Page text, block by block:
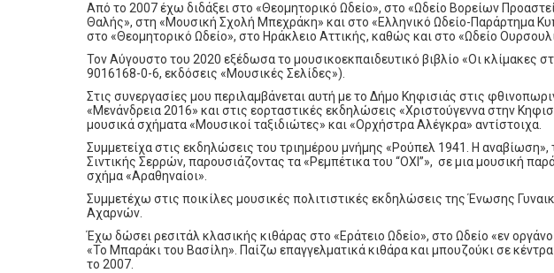
Από το 2007 έχω διδάξει­­ στο «Θεομητορικό Ωδείο», στο «Ωδείο Βορείων
Θαλής», στη «Μουσική Σχολή Μπεχράκη» και στο «Ελληνικό Ωδείο-Παράρτημα
στο «Θεομητορικό Ωδείο», στο Ηράκλειο Αττικής, καθώς και στο «Ωδείο
Τον Αύγουστο του 2020 εξέδωσα το μουσικοεκπαιδευτικό βιβλίο «Οι κλίμακες
9016168-0-6, εκδόσεις «Μουσικές Σελίδες»).
Στις συνεργασίες μου περιλαμβάνεται αυτή με το Δήμο Κηφισιάς στις
«Μενάνδρεια 2016» και στις εορταστικές εκδηλώσεις «Χριστούγεννα στην
μουσικά σχήματα «Μουσικοί ταξιδιώτες» και «Ορχήστρα Αλέγκρα» αντίστοιχα.
Συμμετείχα στις εκδηλώσεις του τριημέρου μνήμης «Ρούπελ 1941. Η
Σιντικής Σερρών, παρουσιάζοντας τα «Ρεμπέτικα του “ΟΧΙ”», σε μια μουσική
σχήμα «Αραθηναίοι».
Συμμετέχω στις ποικίλες μουσικές πολιτιστικές εκδηλώσεις της Ένωσης
Αχαρνών.
Έχω δώσει ρεσιτάλ κλασικής κιθάρας στο «Εράτειο Ωδείο», στο Ωδείο «εν
«Το Μπαράκι του Βασίλη». Παίζω επαγγελματικά κιθάρα και μπουζούκι σε
το 2007.